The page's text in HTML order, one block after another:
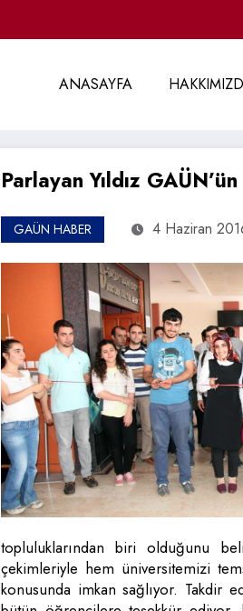
ANASAYFA
Parlayan Yıldız
GAÜN HABER 4 Haziran
topluluklarından biri olduğunu
çekimleriyle hem üniversitemizi
konusunda imkan sağlıyor. Takdir